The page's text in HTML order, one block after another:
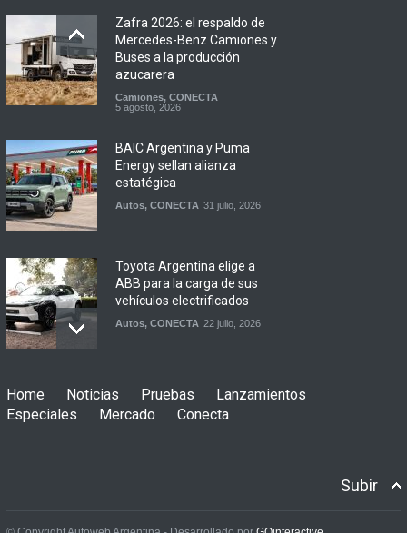
Zafra 2026: el respaldo de
Mercedes-Benz Camiones y
Buses a la producción
azucarera
Camiones, CONECTA
5 agosto, 2026
BAIC Argentina y Puma
Energy sellan alianza
estatégica
Autos, CONECTA 31 julio, 2026
Toyota Argentina elige a
ABB para la carga de sus
vehículos electrificados
Autos, CONECTA 22 julio, 2026
Buses presenta nuevos
planes de financiamiento
Home Noticias Pruebas
Lanzamientos
Especiales
Mercado Conecta
Subir